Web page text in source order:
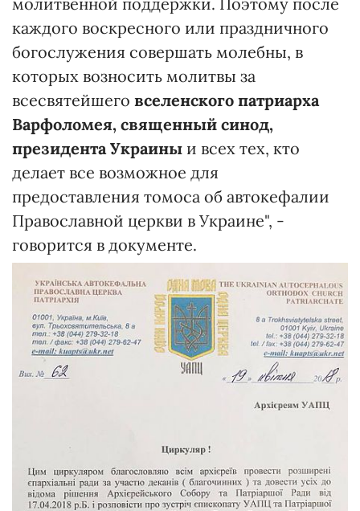
каждого воскресного или праздничного
богослужения совершать молебны, в
которых возносить молитвы за
всесвятейшего вселенского патриарха
Варфоломея, священный синод,
президента Украины и всех тех, кто
делает все возможное для
предоставления томоса об автокефалии
Православной церкви в Украине", -
говорится в документе.